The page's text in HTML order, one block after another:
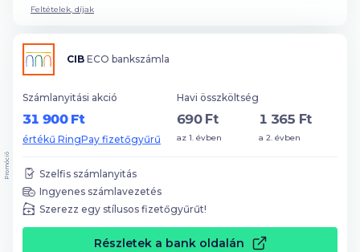
Feltételek, díjak
CIB ECO bankszámla
Számlanyitási akció
31 900 Ft
értékű RingPay fizetőgyűrű
Havi összköltség
690 Ft
az 1. évben
1 365 Ft
a 2. évben
Szelfis számlanyitás
Ingyenes számlavezetés
Szerezz egy stílusos fizetőgyűrűt!
Részletek a bank oldalán
Promóció